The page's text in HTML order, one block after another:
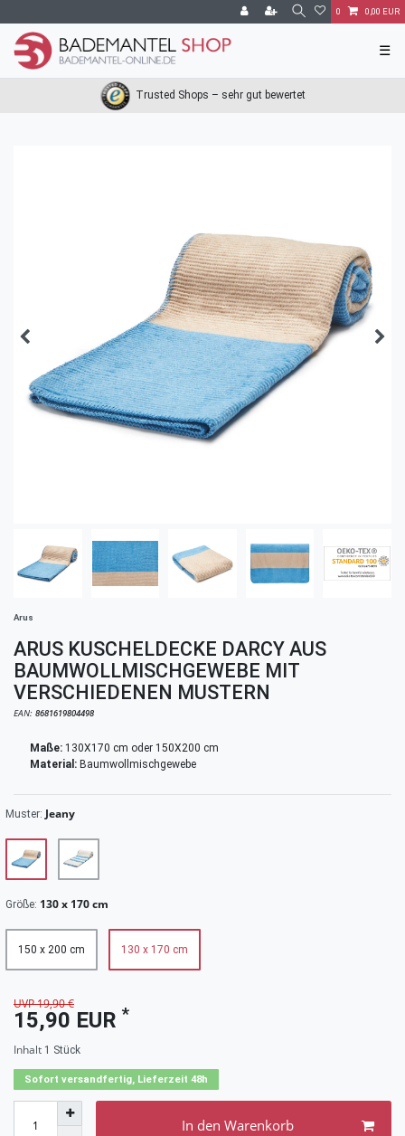
0 0,00 EUR
☰
Trusted Shops – sehr gut bewertet
Arus
ARUS KUSCHELDECKE DARCY AUS
BAUMWOLLMISCHGEWEBE MIT
VERSCHIEDENEN MUSTERN
EAN: 8681619804498
Maße: 130X170 cm oder 150X200 cm
Material: Baumwollmischgewebe
Muster: Jeany
Größe: 130 x 170 cm
150 x 200 cm 130 x 170 cm
UVP 19,90 €
15,90 EUR *
Inhalt 1 Stück
Sofort versandfertig, Lieferzeit 48h
In den Warenkorb